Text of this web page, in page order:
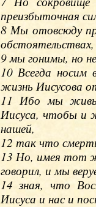
преизбыточная
8 Мы отовсюду
9 мы гонимы, но
10 Всегда
жизнь Иисусова
11 Ибо мы
Иисуса, чтобы и
нашей,
12 так что
13 Но, имея тот
говорил, и мы
14 зная, что
Иисуса и нас и